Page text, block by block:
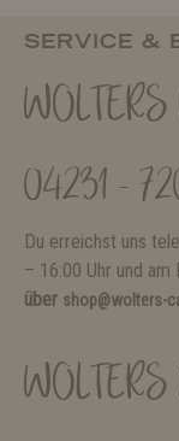
SERVICE &
04231 -
Du erreichst uns
– 16:00 Uhr und
über shop@wolters-